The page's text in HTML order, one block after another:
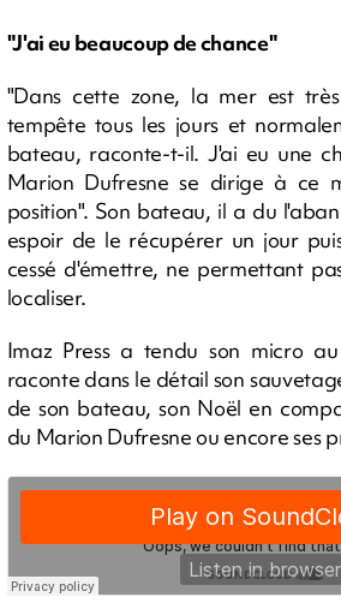
"J'ai eu beaucoup de chance"
"Dans cette zone, la mer est
tempête tous les jours et
bateau, raconte-t-il. J'ai eu une
Marion Dufresne se dirige à ce
position". Son bateau, il a du
espoir de le récupérer un jour
cessé d'émettre, ne permettant
localiser.
Imaz Press a tendu son micro
raconte dans le détail son
de son bateau, son Noël en
du Marion Dufresne ou encore ses